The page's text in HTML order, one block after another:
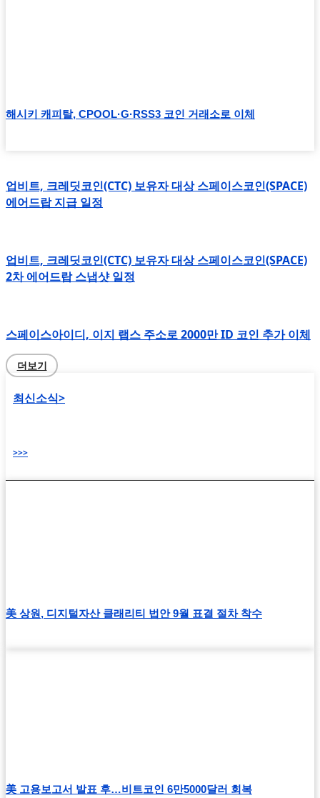
해시키 캐피탈, CPOOL·G·RSS3 코인 거래소로 이체
업비트, 크레딧코인(CTC) 보유자 대상 스페이스코인(SPACE)
에어드랍 지급 일정
업비트, 크레딧코인(CTC) 보유자 대상 스페이스코인(SPACE)
2차 에어드랍 스냅샷 일정
스페이스아이디, 이지 랩스 주소로 2000만 ID 코인 추가 이체
더보기
최신소식>
>>>
美 상원, 디지털자산 클래리티 법안 9월 표결 절차 착수
美 고용보고서 발표 후…비트코인 6만5000달러 회복